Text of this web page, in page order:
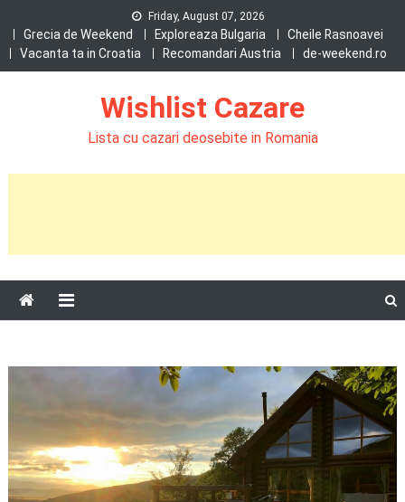
content
Friday, August 07, 2026
Grecia de Weekend Exploreaza Bulgaria
Cheile Rasnoavei
Vacanta ta in Croatia
Recomandari Austria de-weekend.ro
Wishlist Cazare
Lista cu cazari deosebite in Romania